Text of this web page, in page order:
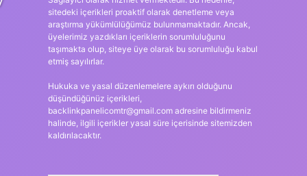
sitedeki içerikleri proaktif olarak denetleme veya
araştırma yükümlülüğümüz bulunmamaktadır. Ancak,
üyelerimiz yazdıkları içeriklerin sorumluluğunu
taşımakta olup, siteye üye olarak bu sorumluluğu kabul
etmiş sayılırlar.
Hukuka ve yasal düzenlemelere aykırı olduğunu
düşündüğünüz içerikleri,
backlinkpanelicomtr@gmail.comadresine bildirmeniz
halinde, ilgili içerikler yasal süre içerisinde sitemizden
kaldırılacaktır.